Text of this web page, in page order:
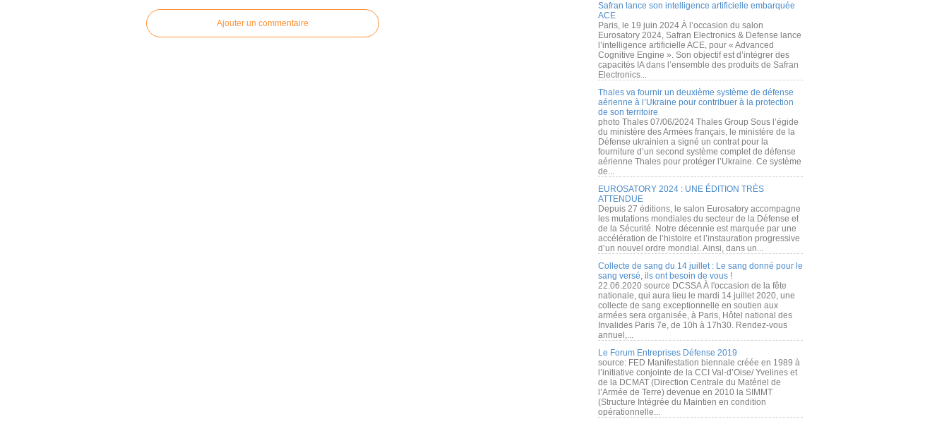
Ajouter un commentaire
Safran lance son intelligence artificielle embarquée
ACE
Paris, le 19 juin 2024 À l’occasion du salon
Eurosatory 2024, Safran Electronics & Defense lance
l’intelligence artificielle ACE, pour « Advanced
Cognitive Engine ». Son objectif est d’intégrer des
capacités IA dans l’ensemble des produits de Safran
Electronics...
Thales va fournir un deuxième système de défense
aérienne à l’Ukraine pour contribuer à la protection
de son territoire
photo Thales 07/06/2024 Thales Group Sous l’égide
du ministère des Armées français, le ministère de la
Défense ukrainien a signé un contrat pour la
fourniture d’un second système complet de défense
aérienne Thales pour protéger l’Ukraine. Ce système
de...
EUROSATORY 2024 : UNE ÉDITION TRÈS
ATTENDUE
Depuis 27 éditions, le salon Eurosatory accompagne
les mutations mondiales du secteur de la Défense et
de la Sécurité. Notre décennie est marquée par une
accélération de l’histoire et l’instauration progressive
d’un nouvel ordre mondial. Ainsi, dans un...
Collecte de sang du 14 juillet : Le sang donné pour le
sang versé, ils ont besoin de vous !
22.06.2020 source DCSSA À l'occasion de la fête
nationale, qui aura lieu le mardi 14 juillet 2020, une
collecte de sang exceptionnelle en soutien aux
armées sera organisée, à Paris, Hôtel national des
Invalides Paris 7e, de 10h à 17h30. Rendez-vous
annuel,...
Le Forum Entreprises Défense 2019
source: FED Manifestation biennale créée en 1989 à
l’initiative conjointe de la CCI Val-d’Oise/ Yvelines et
de la DCMAT (Direction Centrale du Matériel de
l’Armée de Terre) devenue en 2010 la SIMMT
(Structure Intégrée du Maintien en condition
opérationnelle...